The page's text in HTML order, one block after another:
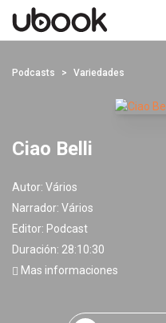
Podcasts Variedades
Ciao Belli
Autor: Vários
Narrador: Vários
Editor: Podcast
Duración: 28:10:30
Mas informaciones